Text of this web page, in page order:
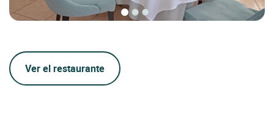
Ver el restaurante